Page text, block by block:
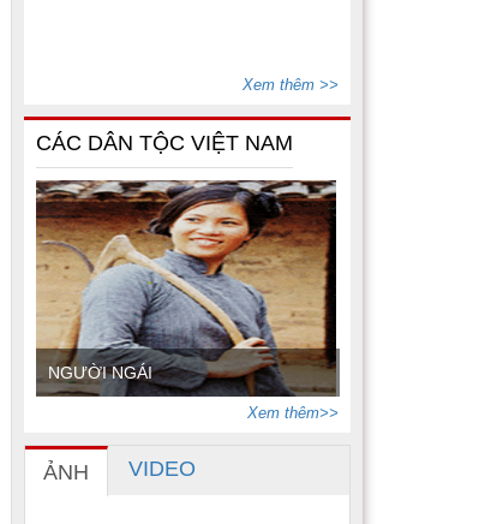
Xem thêm >>
CÁC DÂN TỘC VIỆT NAM
NGƯỜI NGÁI
Xem thêm>>
ẢNH VIDEO